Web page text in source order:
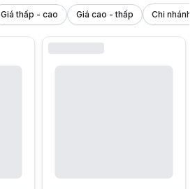
Giá thấp - cao Giá cao - thấp